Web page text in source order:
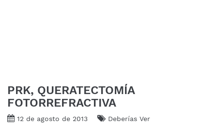
PRK, QUERATECTOMÍA
FOTORREFRACTIVA
12 de agosto de 2013 Deberías Ver